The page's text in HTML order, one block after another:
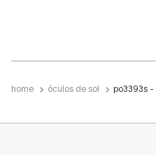
Pillow óculos de sol po3393s